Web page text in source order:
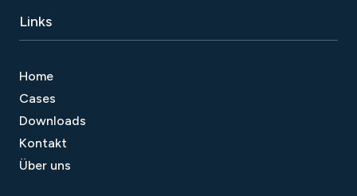
Links
Home
Cases
Downloads
Kontakt
Über uns